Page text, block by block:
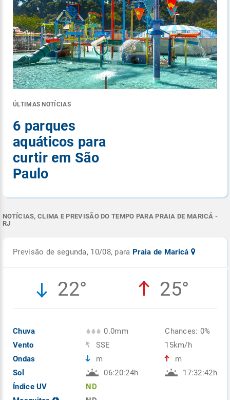
ÚLTIMAS NOTÍCIAS
6 parques
aquáticos para
curtir em São
Paulo
NOTÍCIAS, CLIMA E PREVISÃO DO TEMPO PARA PRAIA DE MARICÁ -
RJ
Previsão de segunda, 10/08, para Praia de Maricá
22° 25°
Chuva
Vento
Ondas
Sol
Índice UV
0.0mm
SSE
m
06:20:24h
ND
Chances: 0%
15km/h
m
17:32:42h